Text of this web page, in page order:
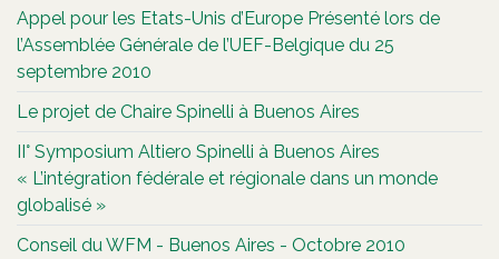
Appel pour les Etats-Unis d’Europe Présenté lors de
l’Assemblée Générale de l’UEF-Belgique du 25
septembre 2010
Le projet de Chaire Spinelli à Buenos Aires
II° Symposium Altiero Spinelli à Buenos Aires
« L’intégration fédérale et régionale dans un monde
globalisé »
Conseil du WFM - Buenos Aires - Octobre 2010